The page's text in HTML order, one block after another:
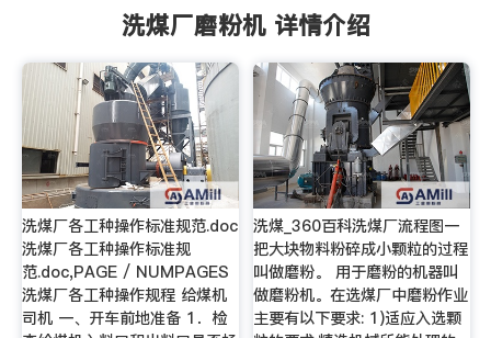
洗煤厂磨粉机 详情介绍
洗煤厂各工种操作标准规范.doc
洗煤厂各工种操作标准规
范.doc,PAGE / NUMPAGES
洗煤厂各工种操作规程 给煤机
司机 一、开车前地准备 1．检
洗煤_360百科洗煤厂流程图一
把大块物料粉碎成小颗粒的过程
叫做磨粉。 用于磨粉的机器叫
做磨粉机。在选煤厂中磨粉作业
主要有以下要求: 1)适应入选颗